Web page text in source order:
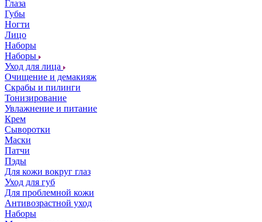
Глаза
Губы
Ногти
Лицо
Наборы
Наборы
Уход для лица
Очищение и демакияж
Скрабы и пилинги
Тонизирование
Увлажнение и питание
Крем
Сыворотки
Маски
Патчи
Пэды
Для кожи вокруг глаз
Уход для губ
Для проблемной кожи
Антивозрастной уход
Наборы